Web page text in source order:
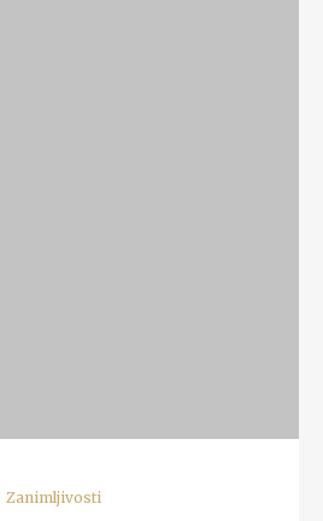
Zanimljivosti